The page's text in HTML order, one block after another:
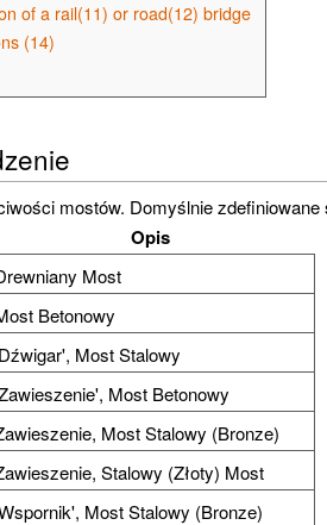
of a rail(11) or road(12) bridge
(14)
mostów. Domyślnie
Opis
Most
Betonowy
, Most Stalowy
, Most Betonowy
Most Stalowy (Bronze)
Stalowy (Złoty) Most
, Most Stalowy (Bronze)